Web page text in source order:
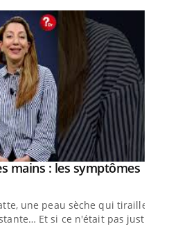
mains : les symptômes
une peau sèche qui tiraille,
Et si ce n'était pas juste